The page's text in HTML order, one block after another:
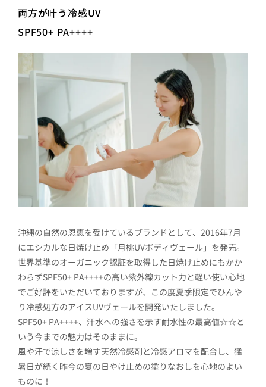
両方が叶う冷感UV
SPF50+ PA++++
沖縄の自然の恩恵を受けているブランドとして、2016年7月
にエシカルな日焼け止め「月桃UVボディヴェール」を発売。
世界基準のオーガニック認証を取得した日焼け止めにもかか
わらずSPF50+ PA++++の高い紫外線カット力と軽い使い心地
でご好評をいただいておりますが、この度夏季限定でひんや
り冷感処方のアイスUVヴェールを開発いたしました。
SPF50+ PA++++、汗水への強さを示す耐水性の最高値☆☆と
いう今までの魅力はそのままに。
風や汗で涼しさを増す天然冷感剤と冷感アロマを配合し、猛
暑日が続く昨今の夏の日やけ止めの塗りなおしを心地のよい
ものに！